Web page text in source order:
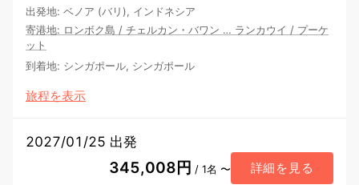
出発地: ベノア (バリ), インドネシア
寄港地: ロンボク島 / チェルカン・バワン … ランカウイ / プーケ
ット
到着地: シンガポール, シンガポール
旅程を表示
2027/01/25 出発
345,008円 / 1名 〜 詳細を見る